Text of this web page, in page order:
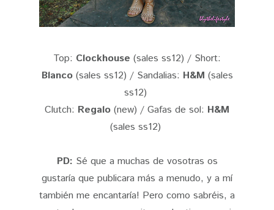
Top: Clockhouse (sales ss12) / Short:
Blanco(sales ss12) / Sandalias: H&M (sales
ss12)
Clutch: Regalo (new) / Gafas de sol: H&M
(sales ss12)
PD: Sé que a muchas de vosotras os
gustaría que publicara más a menudo, y a mí
también me encantaría! Pero como sabréis, a